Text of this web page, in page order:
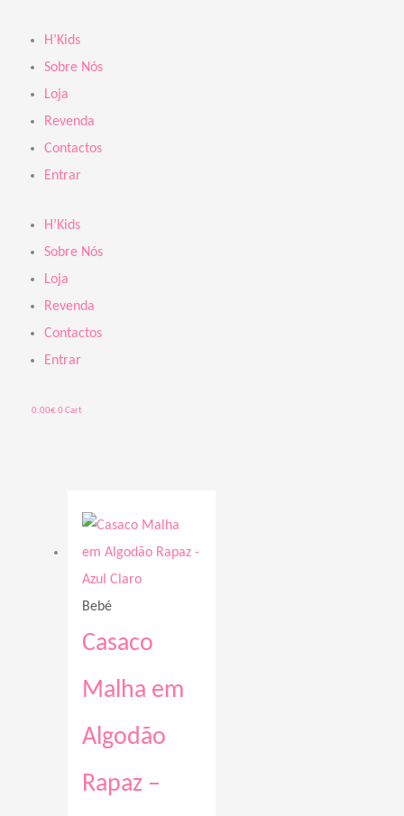
content
H’Kids
Sobre Nós
Loja
Revenda
Contactos
Entrar
H’Kids
Sobre Nós
Loja
Revenda
Contactos
Entrar
0.00€ 0Cart
Bebé
Casaco
Malha em
Algodão
Rapaz –
range:
28.60€